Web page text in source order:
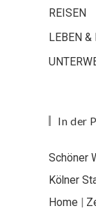
REISEN
LEBEN &
In der
Schöner
Kölner
Home |